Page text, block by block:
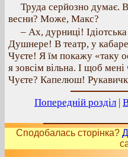
Труда серйозно думає.
весни? Може, Макс?
– Ах, дурниці!
Душнере! В театр, у
Чуєте! Я їм покажу «таку
я зовсім вільна. І щоб мені
Чуєте? Капелюш!
Попередній розділ |
Сподобалась сторінка?